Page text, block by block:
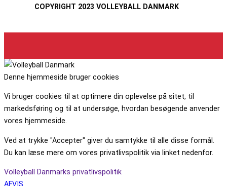
COPYRIGHT 2023 VOLLEYBALL DANMARK
Denne hjemmeside bruger cookies
Vi bruger cookies til at optimere din oplevelse på sitet, til
markedsføring og til at undersøge, hvordan besøgende anvender
vores hjemmeside.
Ved at trykke "Accepter" giver du samtykke til alle disse formål.
Du kan læse mere om vores privatlivspolitik via linket nedenfor.
Volleyball Danmarks privatlivspolitik
AFVIS